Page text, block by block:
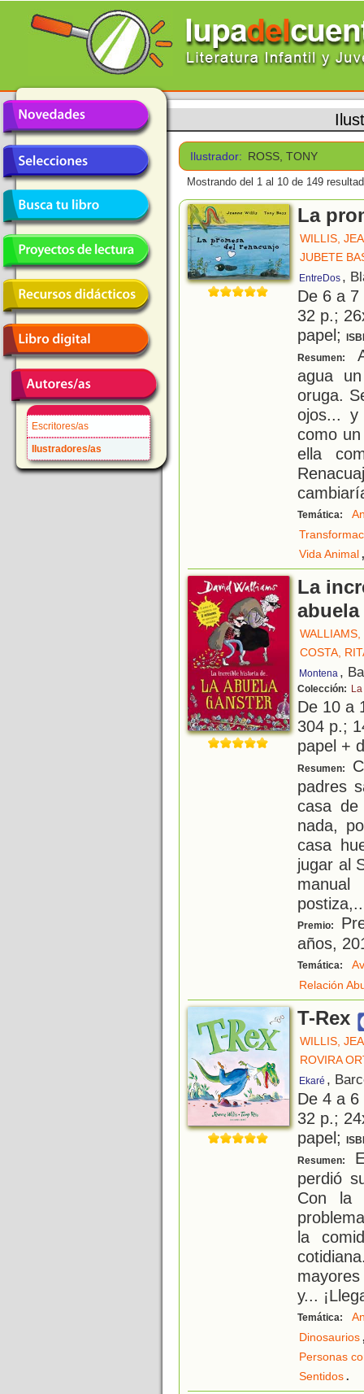
Escritores/as
Ilustradores/as
Ilustrador: ROSS, TONY
Mostrando del 1 al 10 de 149
La
WILLIS,
JUBETE
EntreDos ,
De 6 a
32 p.;
papel;
Resumen:
agua
oruga.
ojos... y
como
ella
Temática:
Vida Animal
La
WALLIAMS,
COSTA,
Montena ,
Colección:
De 10 a
304 p.;
papel +
Resumen:
padres
casa
nada,
casa
jugar al
postiza,
Premio:
años,
Temática:
Relación
T-Rex
WILLIS,
ROVIRA
Ekaré ,
De 4 a
32 p.;
papel;
Resumen:
perdió
Con la
la
y...
Temática:
Dinosaurios
Personas
Sentidos.